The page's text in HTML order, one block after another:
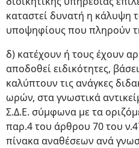
καταστεί δυνατή η κάλυψη
υποψηφίους που πληρούν
δ) κατέχουν ή τους έχουν
αποδοθεί ειδικότητες,
καλύπτουν τις ανάγκες
ωρών, στα γνωστικά
Σ.Δ.Ε. σύμφωνα με τα
παρ.4 του άρθρου 70 του
πίνακα αναθέσεων ανά